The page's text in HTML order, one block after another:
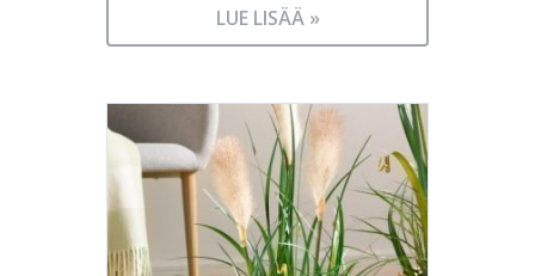
LUE LISÄÄ »